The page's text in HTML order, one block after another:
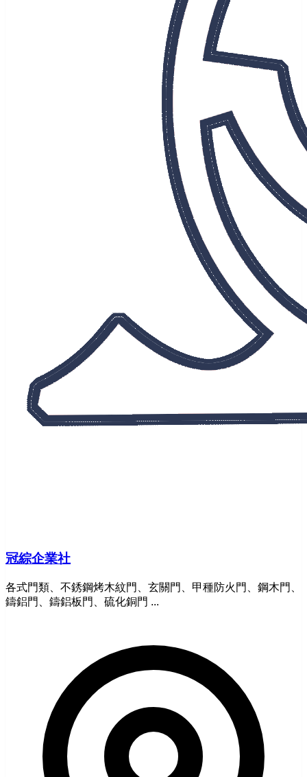
冠綜企業社
各式門類、不銹鋼烤木紋門、玄關門、甲種防火門、鋼木門、
鑄鋁門、鑄鋁板門、硫化銅門 ...